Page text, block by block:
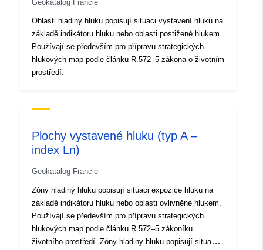
Geokatalog Francie
Oblasti hladiny hluku popisují situaci vystavení hluku na
základě indikátoru hluku nebo oblasti postižené hlukem.
Používají se především pro přípravu strategických
hlukových map podle článku R.572–5 zákona o životním
prostředí.
Plochy vystavené hluku (typ A –
index Ln)
Geokatalog Francie
Zóny hladiny hluku popisují situaci expozice hluku na
základě indikátoru hluku nebo oblasti ovlivněné hlukem.
Používají se především pro přípravu strategických
hlukových map podle článku R.572–5 zákoníku
životního prostředí. Zóny hladiny hluku popisují situaci